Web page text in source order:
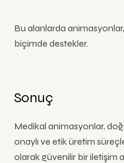
Bu alanlarda animasyonlar,
biçimde destekler.
Sonuç
Medikal animasyonlar,
onaylı ve etik üretim
olarak güvenilir bir iletişim